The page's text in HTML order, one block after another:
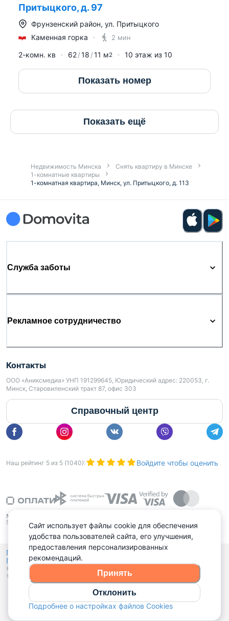
Притыцкого, д. 97
Фрунзенский район, ул. Притыцкого
Каменная горка
2 мин
2-комн. кв 62 18 11 м2 10 этаж из 10
Показать номер
Показать ещё
Недвижимость Минска
Снять квартиру в Минске
1-комнатные квартиры
1-комнатная квартира, Минск, ул. Притыцкого, д. 113
Служба заботы
Рекламное сотрудничество
Контакты
ООО «Аниксмедиа» УНП 191299645, Юридический адрес: 220053, г.
Минск, Старовиленский тракт 87, офис 303
Справочный центр
Наш рейтинг 5 из 5 (1040): Войдите чтобы оценить
Политика конфиденциальности,
Политика обработки файлов куки
© 2015 - 2026, Domovita.by. Копирование материалов допускается
только при наличии активной ссылки.
Сайт использует файлы cookie для обеспечения
удобства пользователей сайта, его улучшения,
предоставления персонализированных
рекомендаций.
Принять
Отклонить
Подробнее о настройках файлов Cookies